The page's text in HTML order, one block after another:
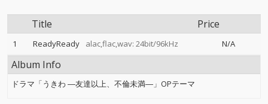
Title Price
1 ReadyReady alac,flac,wav: 24bit/96kHz N/A
Album Info
ドラマ「うきわ ―友達以上、不倫未満―」OPテーマ